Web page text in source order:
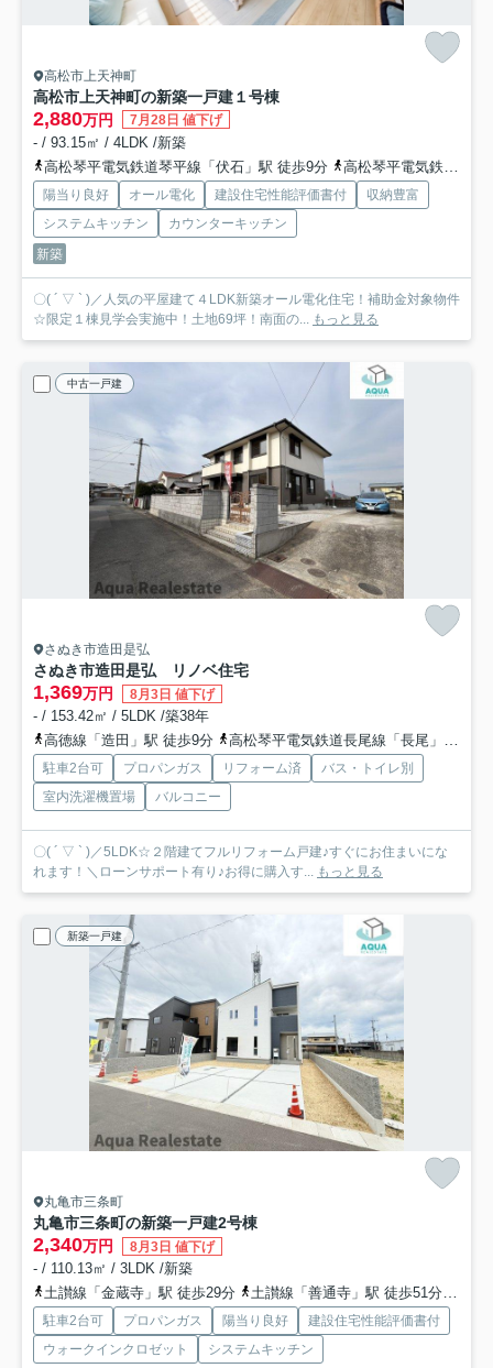
高松市上天神町
高松市上天神町の新築一戸建１号棟
2,880万円 7月28日 値下げ
- / 93.15㎡ / 4LDK /新築
高松琴平電気鉄道琴平線「伏石」駅 徒歩9分
高松琴平電気鉄道琴平線「三条」駅 徒歩18分
陽当り良好 オール電化 建設住宅性能評価書付
収納豊富
システムキッチン
カウンターキッチン
新築
〇( ´ ▽ ` )／人気の平屋建て４LDK新築オール電化住宅！補助金対象物件
☆限定１棟見学会実施中！土地69坪！南面の... もっと見る
中古一戸建
さぬき市造田是弘
さぬき市造田是弘 リノベ住宅
1,369万円 8月3日 値下げ
- / 153.42㎡ / 5LDK /築38年
高徳線「造田」駅 徒歩9分
高松琴平電気鉄道長尾線「長尾」駅 徒歩32分
駐車2台可 プロパンガス リフォーム済
バス・トイレ別
室内洗濯機置場
バルコニー
〇( ´ ▽ ` )／5LDK☆２階建てフルリフォーム戸建♪すぐにお住まいにな
れます！＼ローンサポート有り♪お得に購入す... もっと見る
新築一戸建
丸亀市三条町
丸亀市三条町の新築一戸建2号棟
2,340万円 8月3日 値下げ
- / 110.13㎡ / 3LDK /新築
土讃線「金蔵寺」駅 徒歩29分
土讃線「善通寺」駅 徒歩51分
駐車2台可 プロパンガス 陽当り良好
建設住宅性能評価書付
ウォークインクロゼット
システムキッチン